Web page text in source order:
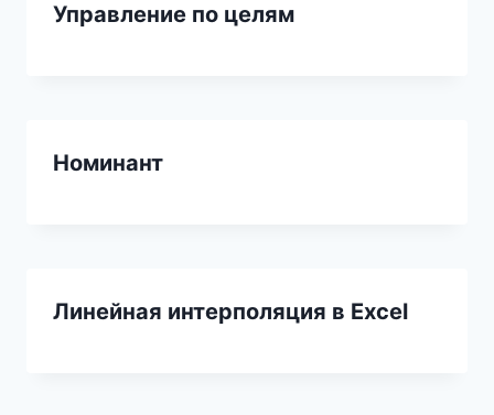
Управление по целям
Номинант
Линейная интерполяция в Excel